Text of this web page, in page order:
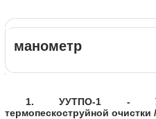
манометр
1. УУТПО-1 -
термопескоструйной очистки